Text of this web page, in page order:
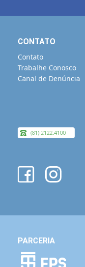
CONTATO
Contato
Trabalhe Conosco
Canal de Denúncia
(81) 2122.4100
PARCERIA